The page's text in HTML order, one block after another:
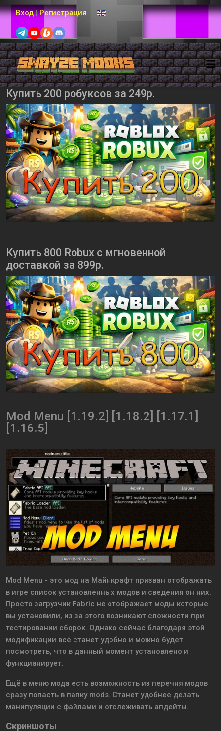
Вход | Регистрация Выберите язык
Купить 200 робуксов за 249р.
Купить 800 Robux с мгновенной
доставкой за 899р.
Mod Menu [1.19.2] [1.18.2] [1.17.1]
[1.16.5]
Mod Menu - это мод на Майнкрафт призван отображать
в игре список установленных модов и сведения он них.
Просто загрузчик Fabric не отображает моды которые
вы установили, из за этого возникают сложности при
тестировании сборок. Однако сейчас благодаря этой
модификации всё станет удобно и можно будет
посмотреть, что в данный момент установлено и
функцианирует.
Ещё в меню мода есть возможность из перечня модов
сразу попасть в папку mods. Станет удобнее делать
манипуляции с файлами и отслеживать апдейты.
Скриншоты